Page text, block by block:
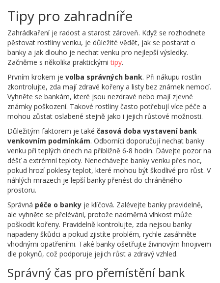
Tipy pro zahradníře
Zahrádkaření je radost a starost zároveň. Když se rozhodnete
pěstovat rostliny venku, je důležité vědět, jak se postarat o
banky a jak dlouho je nechat venku pro nejlepší výsledky.
Začněme s několika praktickýmitipy.
Prvním krokem je volba správných bank. Při nákupu rostlin
zkontrolujte, zda mají zdravé kořeny a listy bez známek nemocí.
Vyhněte se bankám, které jsou nezdravé nebo mají zjevné
známky poškození. Takové rostliny často potřebují více péče a
mohou zůstat oslabené stejně jako i jejich růstové možnosti.
Důležitým faktorem je také časová doba vystavení bank
venkovním podmínkám. Odborníci doporučují nechat banky
venku při teplých dnech na přibližně 6-8 hodin. Dávejte pozor na
déšť a extrémní teploty. Nenechávejte banky venku přes noc,
pokud hrozí poklesy teplot, které mohou být škodlivé pro růst. V
náhlých mrazech je lepší banky přenést do chráněného
prostoru.
Správná péče o banky je klíčová. Zalévejte banky pravidelně,
ale vyhněte se přelévání, protože nadměrná vlhkost může
poškodit kořeny. Pravidelně kontrolujte, zda nejsou banky
napadeny škůdci a pokud zjistíte problém, rychle zasáhněte
vhodnými opatřeními. Také banky ošetřujte živinovým hnojivem
dle pokynů, což podporuje jejich růst a zdravý vzhled.
Správný čas pro přemístění bank